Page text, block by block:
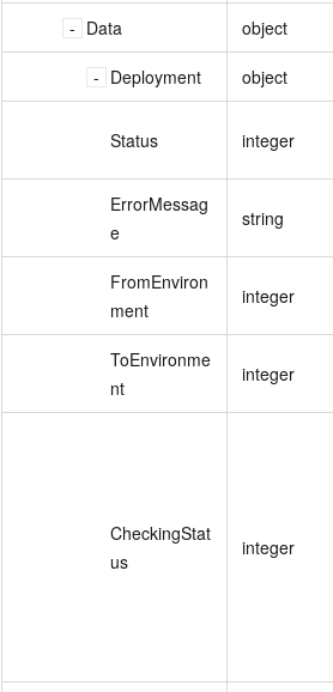
Data object
Deployment object
Status integer
ErrorMessag
e
string
FromEnviron
ment
integer
ToEnvironme
nt
integer
CheckingStat
us
integer